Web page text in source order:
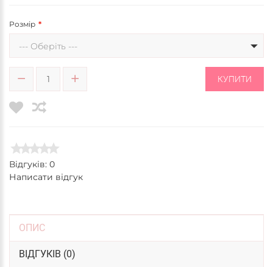
Розмір
--- Оберіть ---
КУПИТИ
Відгуків: 0
Написати відгук
ОПИС
ВІДГУКІВ (0)